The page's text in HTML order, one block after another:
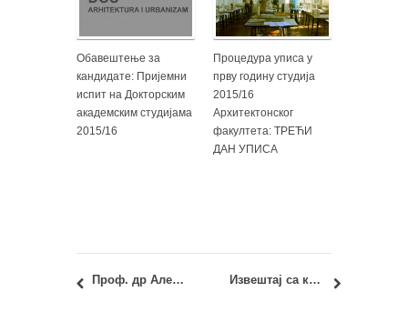
Обавештење за
кандидате: Пријемни
испит на Докторским
академским студијама
2015/16
Процедура уписа у
прву годину студија
2015/16
Архитектонског
факултета: ТРЕЋИ
ДАН УПИСА
Проф. др Александра Ђукић: Враћање записника о полагању испита Извештај са конференције Places and Technologies 2015